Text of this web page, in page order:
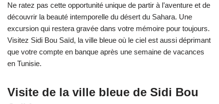
Ne ratez pas cette opportunité unique de partir à l’aventure et de
découvrir la beauté intemporelle du désert du Sahara. Une
excursion qui restera gravée dans votre mémoire pour toujours.
Visitez Sidi Bou Saïd, la ville bleue où le ciel est aussi déprimant
que votre compte en banque après une semaine de vacances
en Tunisie.
Visite de la ville bleue de Sidi Bou